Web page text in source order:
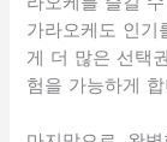
가라오케도 인기
게 더 많은 선택
험을 가능하게